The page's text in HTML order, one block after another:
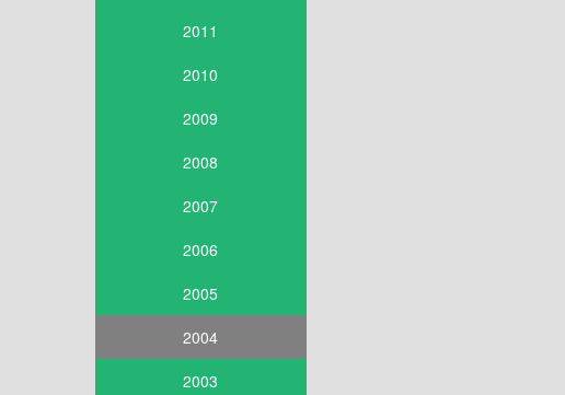
2011
2010
2009
2008
2007
2006
2005
2004
2003